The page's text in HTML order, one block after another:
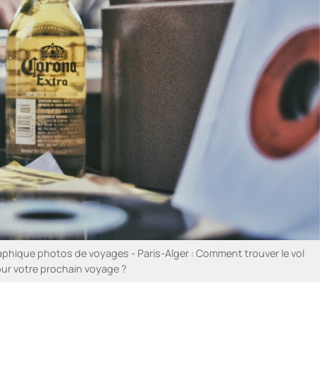
photos de voyages - Paris-Alger : Comment trouver le vol
votre prochain voyage ?